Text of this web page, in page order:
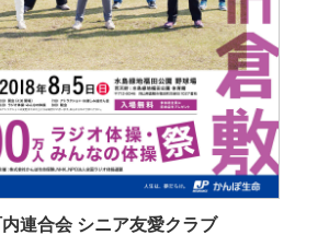
連合会 シニア友愛クラブ